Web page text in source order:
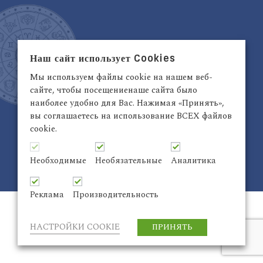
Латвия, Рига,+371 29942263
Электронный адрес:info@astrodata.lv
ASTRODATA Copyrite © 2021 | Designed by
Inter@ktiv| Chart byAstro-seek
Наш сайт использует Cookies
Мы используем файлы cookie на нашем веб-
сайте, чтобы посещениенаше сайта было
наиболее удобно для Вас. Нажимая «Принять»,
вы соглашаетесь на использование ВСЕХ файлов
cookie.
Необходимые Необязательные Аналитика
Реклама Производительность
НАСТРОЙКИ COOKIE ПРИНЯТЬ